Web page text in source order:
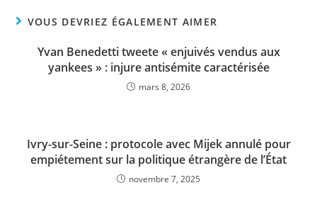
VOUS DEVRIEZ ÉGALEMENT AIMER
Yvan Benedetti tweete « enjuivés vendus aux
yankees » : injure antisémite caractérisée
mars 8, 2026
Ivry-sur-Seine : protocole avec Mijek annulé pour
empiétement sur la politique étrangère de l’État
novembre 7, 2025